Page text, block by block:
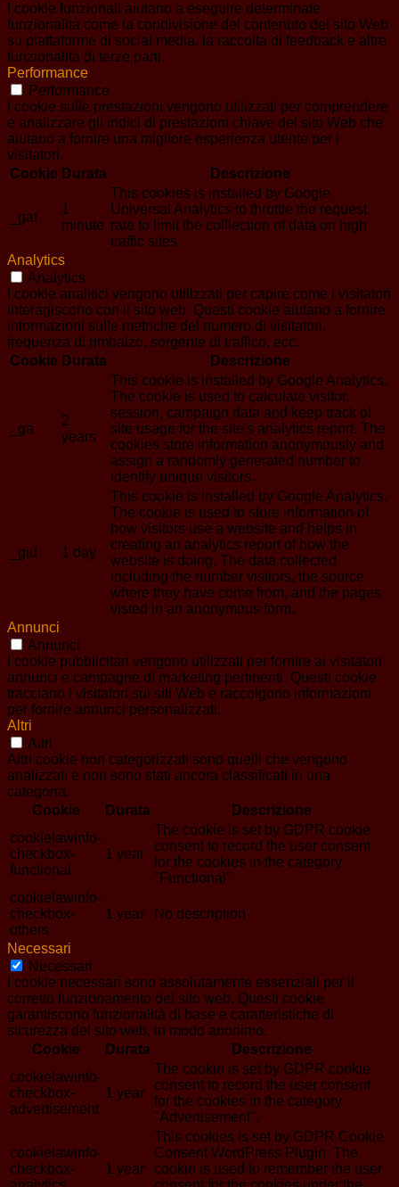
I cookie funzionali aiutano a eseguire determinate
funzionalità come la condivisione del contenuto del sito Web
su piattaforme di social media, la raccolta di feedback e altre
funzionalità di terze parti.
Performance
Performance
I cookie sulle prestazioni vengono utilizzati per comprendere
e analizzare gli indici di prestazioni chiave del sito Web che
aiutano a fornire una migliore esperienza utente per i
visitatori.
Cookie Durata Descrizione
_gat
1
minute
This cookies is installed by Google
Universal Analytics to throttle the request
rate to limit the colllection of data on high
traffic sites.
Analytics
Analytics
I cookie analitici vengono utilizzati per capire come i visitatori
interagiscono con il sito web. Questi cookie aiutano a fornire
informazioni sulle metriche del numero di visitatori,
frequenza di rimbalzo, sorgente di traffico, ecc.
Cookie Durata Descrizione
_ga
2
years
This cookie is installed by Google Analytics.
The cookie is used to calculate visitor,
session, campaign data and keep track of
site usage for the site's analytics report. The
cookies store information anonymously and
assign a randomly generated number to
identify unique visitors.
_gid 1 day
This cookie is installed by Google Analytics.
The cookie is used to store information of
how visitors use a website and helps in
creating an analytics report of how the
website is doing. The data collected
including the number visitors, the source
where they have come from, and the pages
visted in an anonymous form.
Annunci
Annunci
I cookie pubblicitari vengono utilizzati per fornire ai visitatori
annunci e campagne di marketing pertinenti. Questi cookie
tracciano i visitatori sui siti Web e raccolgono informazioni
per fornire annunci personalizzati.
Altri
Altri
Altri cookie non categorizzati sono quelli che vengono
analizzati e non sono stati ancora classificati in una
categoria.
Cookie
Durata
Descrizione
cookielawinfo-
checkbox-
functional
1 year
The cookie is set by GDPR cookie
consent to record the user consent
for the cookies in the category
"Functional".
cookielawinfo-
checkbox-
others
1 year No description
Necessari
Necessari
I cookie necessari sono assolutamente essenziali per il
corretto funzionamento del sito web. Questi cookie
garantiscono funzionalità di base e caratteristiche di
sicurezza del sito web, in modo anonimo.
Cookie
Durata
Descrizione
cookielawinfo-
checkbox-
advertisement
1 year
The cookie is set by GDPR cookie
consent to record the user consent
for the cookies in the category
"Advertisement".
cookielawinfo-
checkbox-
1 year
This cookies is set by GDPR Cookie
Consent WordPress Plugin. The
cookie is used to remember the user